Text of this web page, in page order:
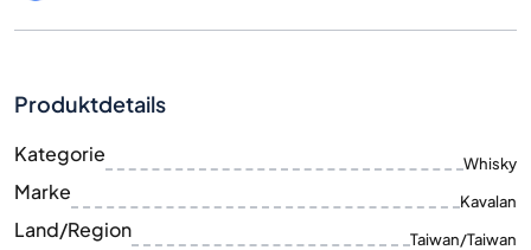
Produktdetails
Kategorie Whisky
Marke Kavalan
Land/Region Taiwan/Taiwan